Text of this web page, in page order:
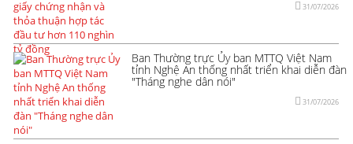
31/07/2026
Ban Thường trực Ủy ban MTTQ Việt Nam
tỉnh Nghệ An thống nhất triển khai diễn đàn
"Tháng nghe dân nói"
31/07/2026